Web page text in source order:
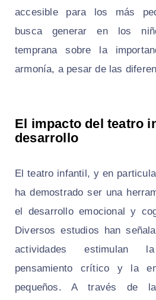
accesible para los más
busca generar en los
temprana sobre la
armonía, a pesar de las
El impacto del teatro
desarrollo
El teatro infantil, y en
ha demostrado ser una
el desarrollo emocional y
Diversos estudios han
actividades estimulan
pensamiento crítico y la
pequeños. A través de